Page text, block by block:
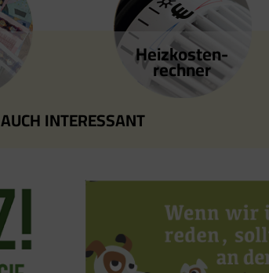
Heizkosten­
rechner
AUCH INTERESSANT